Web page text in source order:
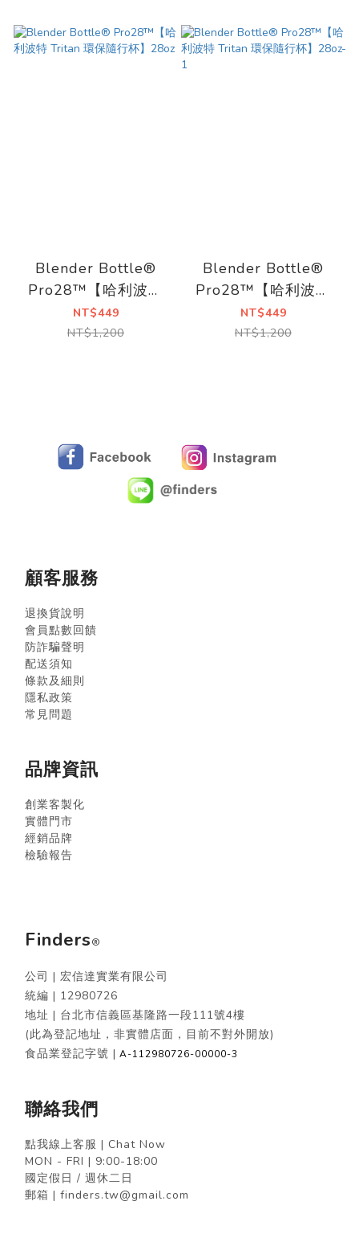
Blender Bottle®
Pro28™【哈利波特
Tritan 環保隨行杯】
28oz
NT$449
NT$1,200
Blender Bottle®
Pro28™【哈利波特
Tritan 環保隨行杯】
28oz-1
NT$449
NT$1,200
顧客服務
退換貨說明
會員點數回饋
防詐騙聲明
配送須知
條款及細則
隱私政策
常見問題
品牌資訊
創業客製化
實體門市
經銷品牌
檢驗報告
Finders®
公司 | 宏信達實業有限公司
統編 | 12980726
地址 | 台北市信義區基隆路一段111號4樓
(此為登記地址，非實體店面，目前不對外開放)
食品業登記字號 | A-112980726-00000-3
聯絡我們
點我線上客服 | Chat Now
MON - FRI | 9:00-18:00
國定假日 / 週休二日
郵箱 | finders.tw@gmail.com